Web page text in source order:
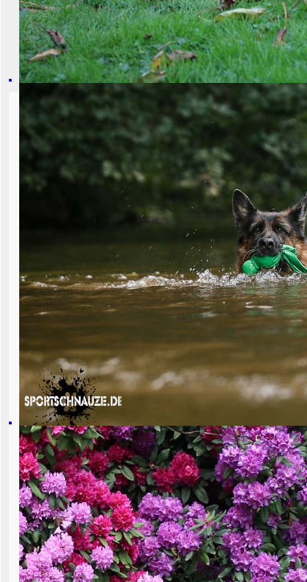
N-Wurf
Vater Tell von Ghattas -
Zur